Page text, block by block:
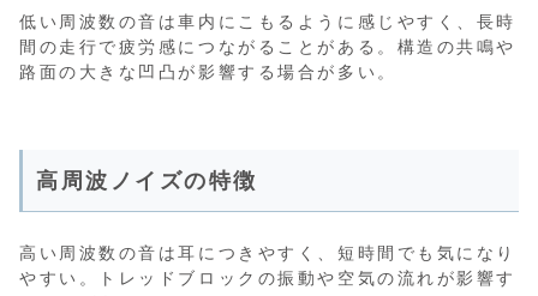
低い周波数の音は車内にこもるように感じやすく、長時
間の走行で疲労感につながることがある。構造の共鳴や
路面の大きな凹凸が影響する場合が多い。
高周波ノイズの特徴
高い周波数の音は耳につきやすく、短時間でも気になり
やすい。トレッドブロックの振動や空気の流れが影響す